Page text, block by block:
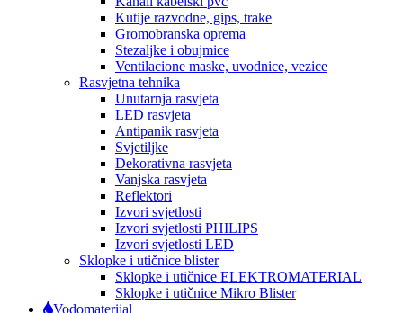
Kutije razvodne, gips, trake
Gromobranska oprema
Stezaljke i obujmice
Ventilacione maske, uvodnice, vezice
Rasvjetna tehnika
Unutarnja rasvjeta
LED rasvjeta
Antipanik rasvjeta
Svjetiljke
Dekorativna rasvjeta
Vanjska rasvjeta
Reflektori
Izvori svjetlosti
Izvori svjetlosti PHILIPS
Izvori svjetlosti LED
Sklopke i utičnice blister
Sklopke i utičnice ELEKTROMATERIAL
Sklopke i utičnice Mikro Blister
Vodomaterijal